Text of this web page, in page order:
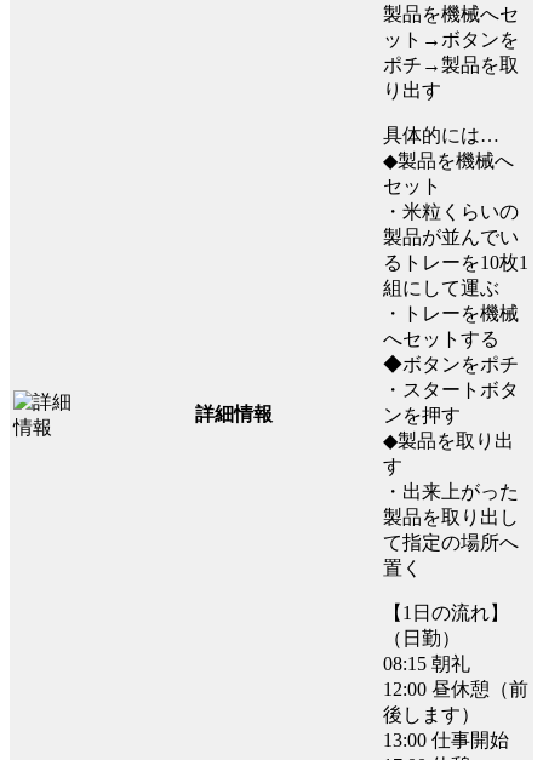
詳細情報
製品を機械へセ
ット→ボタンを
ポチ→製品を取
り出す
具体的には…
◆製品を機械へ
セット
・米粒くらいの
製品が並んでい
るトレーを10枚1
組にして運ぶ
・トレーを機械
へセットする
◆ボタンをポチ
・スタートボタ
ンを押す
◆製品を取り出
す
・出来上がった
製品を取り出し
て指定の場所へ
置く
【1日の流れ】
（日勤）
08:15 朝礼
12:00 昼休憩（前
後します）
13:00 仕事開始